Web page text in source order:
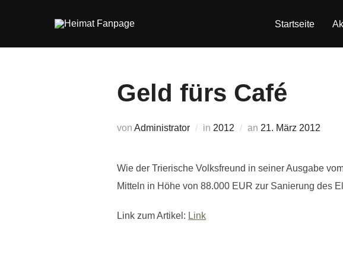
Startseite
Geld fürs Café
von Administrator in 2012 an Veröffentlicht
21. März 2012
Wie der Trierische Volksfreund in seiner Ausgabe
Mitteln in Höhe von 88.000 EUR zur Sanierung des
Link zum Artikel: Link